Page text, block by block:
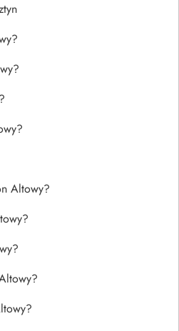
Altowy?